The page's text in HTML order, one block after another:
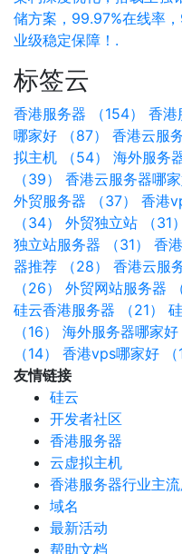
储方案，99.97%在线率
业级稳定保障！.
标签云
香港服务器 （154） 香港
哪家好 （87）
香港云服
拟主机 （54）
海外服务
（39）
香港云服务器哪家
外贸服务器 （37）
香港
（34）
外贸独立站 （31）
独立站服务器 （31）
香
器推荐 （28）
香港云服
（26）
外贸网站服务器
硅云香港服务器 （21）
（16）
海外服务器哪家好
（14）
香港vps哪家好 （
友情链接
硅云
开发者社区
香港服务器
云虚拟主机
香港服务器行业主
域名
最新活动
帮助文档